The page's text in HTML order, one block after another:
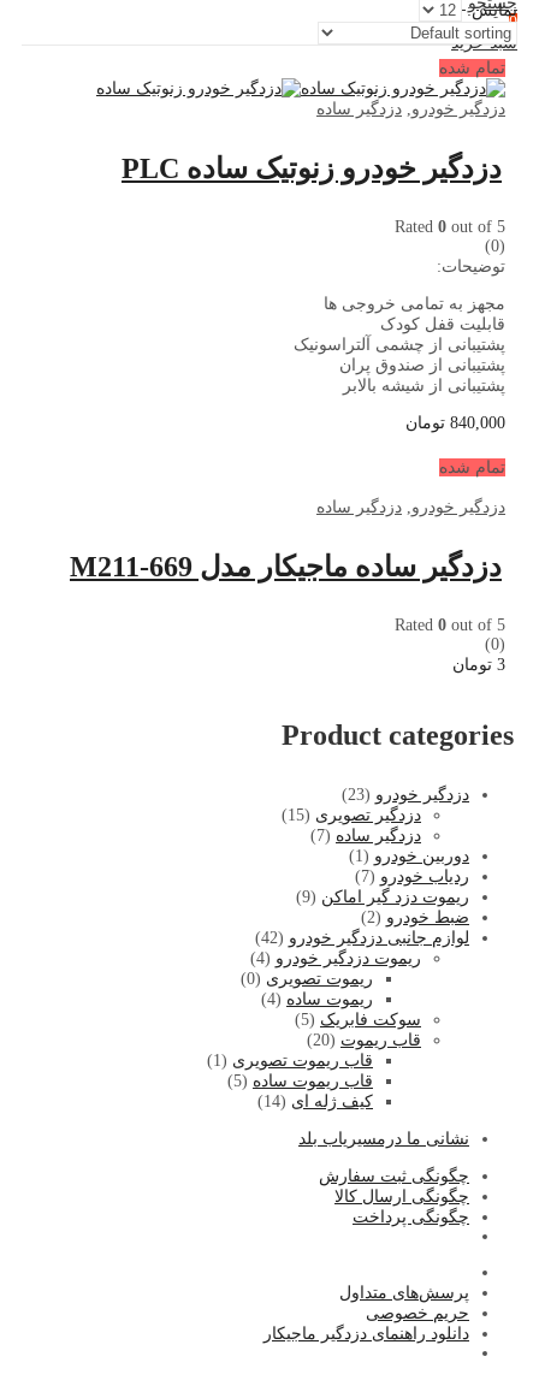
0
سبد خرید
نمایش:
تمام شده
دزدگیر خودرو دزدگیر ساده
دزدگیر خودرو زنوتیک ساده PLC
Rated 0 out of 5
(0)
توضیحات:
مجهز به تمامی خروجی ها
قابلیت قفل کودک
پشتیبانی از چشمی آلتراسونیک
پشتیبانی از صندوق پران
پشتیبانی از شیشه بالابر
840,000 تومان
تمام شده
دزدگیر خودرو دزدگیر ساده
دزدگیر ساده ماجیکار مدل M211-669
Rated 0 out of 5
(0)
3 تومان
Product categories
دزدگیر خودرو (23)
دزدگیر تصویری (15)
دزدگیر ساده (7)
دوربین خودرو (1)
ردیاب خودرو (7)
ریموت دزد گیر اماکن (9)
ضبط خودرو (2)
لوازم جانبی دزدگیر خودرو (42)
ریموت دزدگیر خودرو (4)
ریموت تصویری (0)
ریموت ساده (4)
سوکت فابریک (5)
قاب ریموت (20)
قاب ریموت تصویری (1)
قاب ریموت ساده (5)
کیف ژله ای (14)
نشانی ما درمسیریاب بلد
چگونگی ثبت سفارش
چگونگی ارسال کالا
چگونگی پرداخت
پرسش‌های متداول
حریم خصوصی
دانلود راهنمای دزدگیر ماجیکار